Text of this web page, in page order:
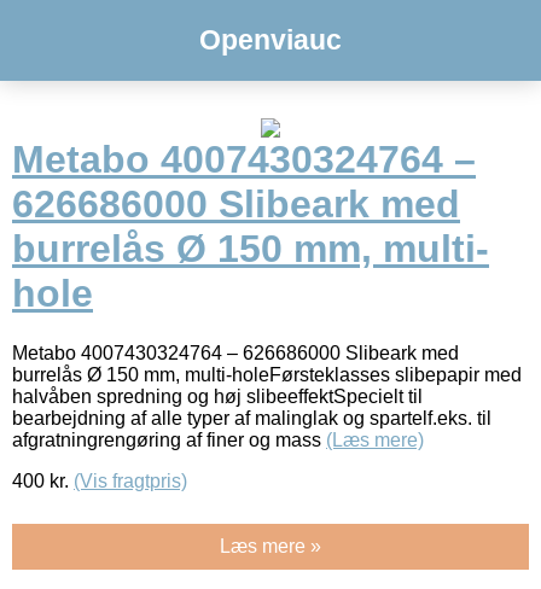
Openviauc
Metabo 4007430324764 –
626686000 Slibeark med
burrelås Ø 150 mm, multi-
hole
Metabo 4007430324764 – 626686000 Slibeark med
burrelås Ø 150 mm, multi-holeFørsteklasses slibepapir med
halvåben spredning og høj slibeeffektSpecielt til
bearbejdning af alle typer af malinglak og spartelf.eks. til
afgratningrengøring af finer og mass (Læs mere)
400 kr. (Vis fragtpris)
Læs mere »